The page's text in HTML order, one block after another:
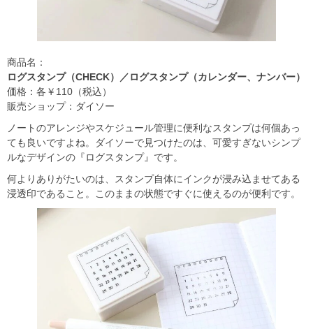
商品名：
ログスタンプ（CHECK）／ログスタンプ（カレンダー、ナンバー）
価格：各￥110（税込）
販売ショップ：ダイソー
ノートのアレンジやスケジュール管理に便利なスタンプは何個あっ
ても良いですよね。ダイソーで見つけたのは、可愛すぎないシンプ
ルなデザインの『ログスタンプ』です。
何よりありがたいのは、スタンプ自体にインクが浸み込ませてある
浸透印であること。このままの状態ですぐに使えるのが便利です。